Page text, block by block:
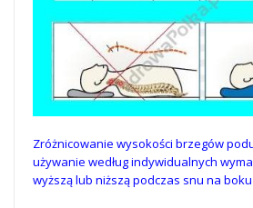
Zróżnicowanie wysokości brzegów
używanie według indywidualnych
wyższą lub niższą podczas snu na